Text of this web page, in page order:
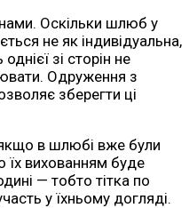
Оскільки шлюб у
не як індивідуальна,
зі сторін не
Одруження з
зберегти ці
якщо в шлюбі вже були
їх вихованням буде
— тобто тітка по
у їхньому догляді.